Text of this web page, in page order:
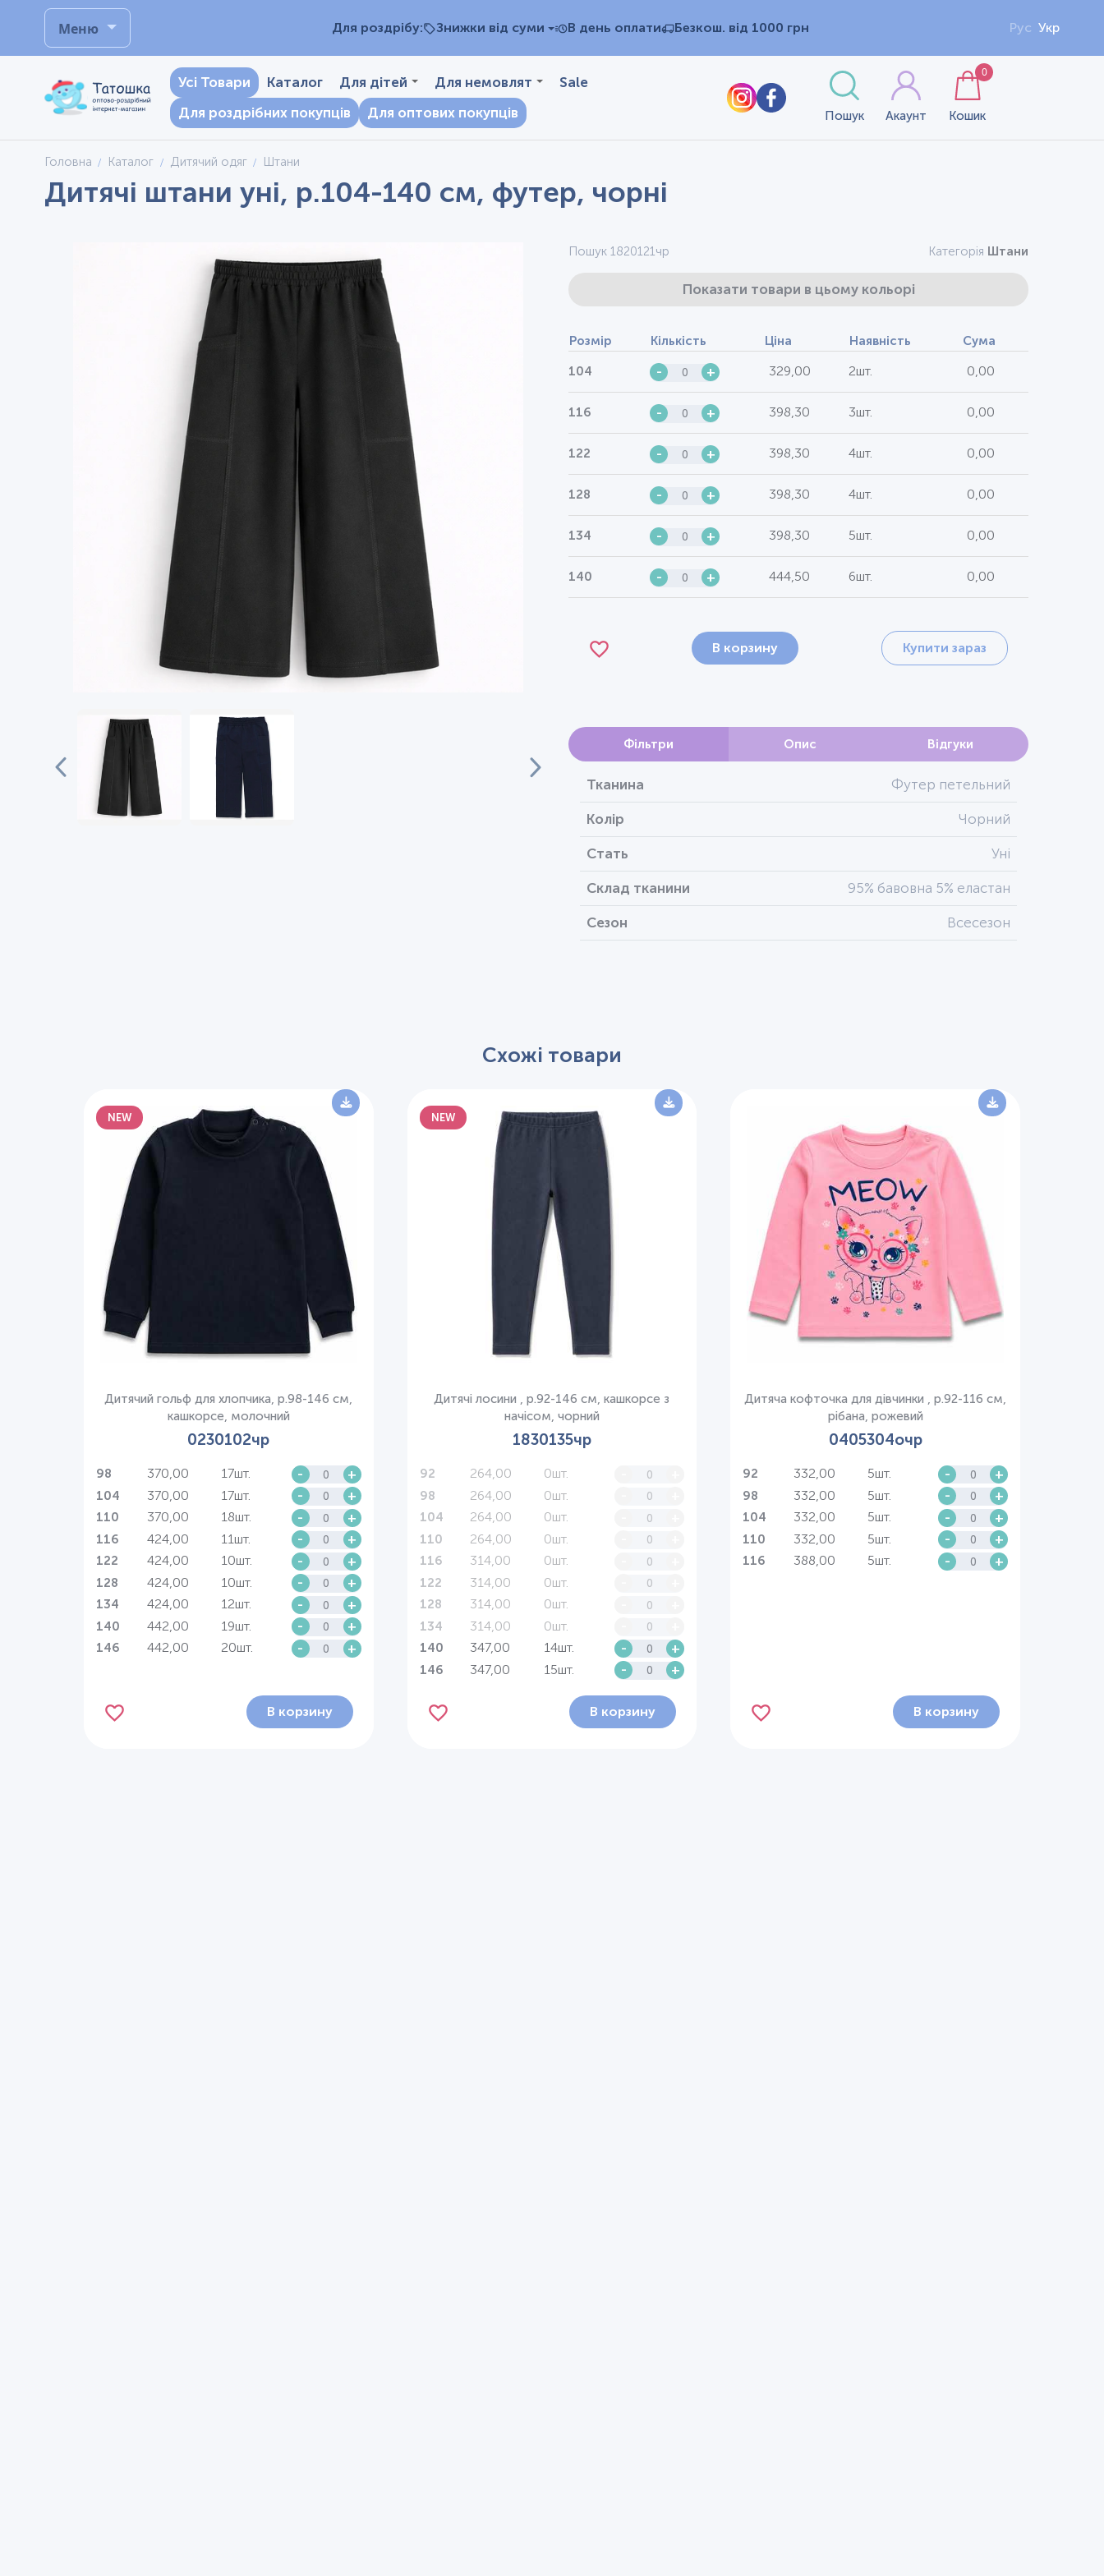
Меню Для роздрібу: Знижки від суми В день оплати Безкош. від 1000 грн Рус Укр
Усі Товари Каталог Для дітей Для немовлят
Sale
Для роздрібних покупців
Для оптових покупців Пошук Акаунт Кошик
0
Головна Каталог Дитячий одяг Штани
Дитячі штани уні, р.104-140 см, футер, чорні
Пошук 1820121чр Категорія Штани
Показати товари в цьому кольорі
Розмір Кількість Ціна Наявність Сума
104 - + 329,00 2шт. 0,00
116 - + 398,30 3шт. 0,00
122 - + 398,30 4шт. 0,00
128 - + 398,30 4шт. 0,00
134 - + 398,30 5шт. 0,00
140 - + 444,50 6шт. 0,00
В корзину Купити зараз
Фільтри Опис Відгуки
Тканина Футер петельний
Колір Чорний
Стать Уні
Склад тканини 95% бавовна 5% еластан
Сезон Всесезон
Схожі товари
NEW
Дитячий гольф для хлопчика, р.98-146 см,
кашкорсе, молочний
0230102чр
98 370,00 17шт. - +
104 370,00 17шт. - +
110 370,00 18шт. - +
116 424,00 11шт. - +
122 424,00 10шт. - +
128 424,00 10шт. - +
134 424,00 12шт. - +
140 442,00 19шт. - +
146 442,00 20шт. - +
В корзину
NEW
Дитячі лосини , р.92-146 см, кашкорсе з
начісом, чорний
1830135чр
92 264,00 0шт.
98 264,00 0шт.
104 264,00 0шт.
110 264,00 0шт.
116 314,00 0шт.
122 314,00 0шт.
128 314,00 0шт.
134 314,00 0шт.
140 347,00 14шт. - +
146 347,00 15шт. - +
В корзину
Дитяча кофточка для дівчинки , р.92-116 см,
рібана, рожевий
0405304очр
92 332,00 5шт. - +
98 332,00 5шт. - +
104 332,00 5шт. - +
110 332,00 5шт. - +
116 388,00 5шт. - +
В корзину